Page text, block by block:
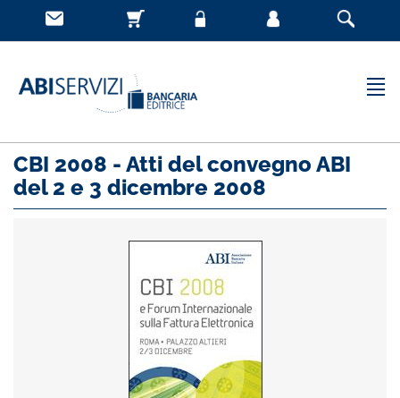
CBI 2008 - Atti del convegno ABI
del 2 e 3 dicembre 2008